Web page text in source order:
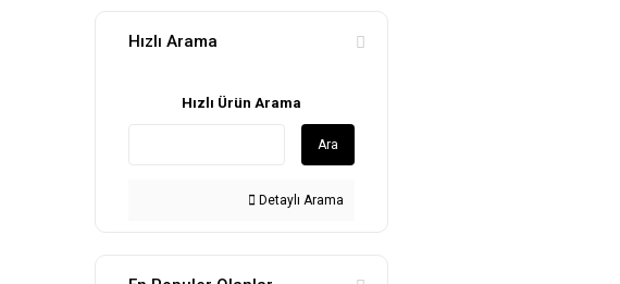
Hızlı Arama
Hızlı Ürün Arama
Ara
Detaylı Arama